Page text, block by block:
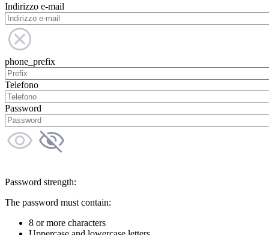
Indirizzo e-mail
phone_prefix
Telefono
Password
Password strength:
The password must contain:
8 or more characters